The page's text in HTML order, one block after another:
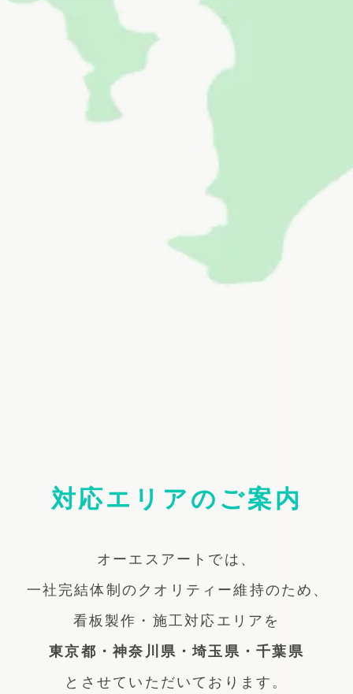
対応エリアのご案内
オーエスアートでは、
一社完結体制のクオリティー維持のため、
看板製作・施工対応エリアを
東京都・神奈川県・埼玉県・千葉県
とさせていただいております。